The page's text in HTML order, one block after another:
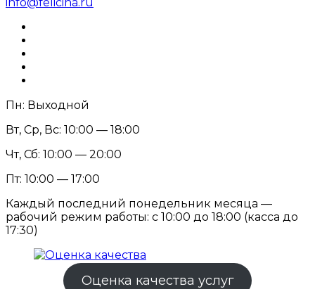
Пн: Выходной
Вт, Ср, Вс: 10:00 — 18:00
Чт, Сб: 10:00 — 20:00
Пт: 10:00 — 17:00
Каждый последний понедельник месяца —
рабочий режим работы: с 10:00 до 18:00 (касса до
17:30)
Оценка качества услуг